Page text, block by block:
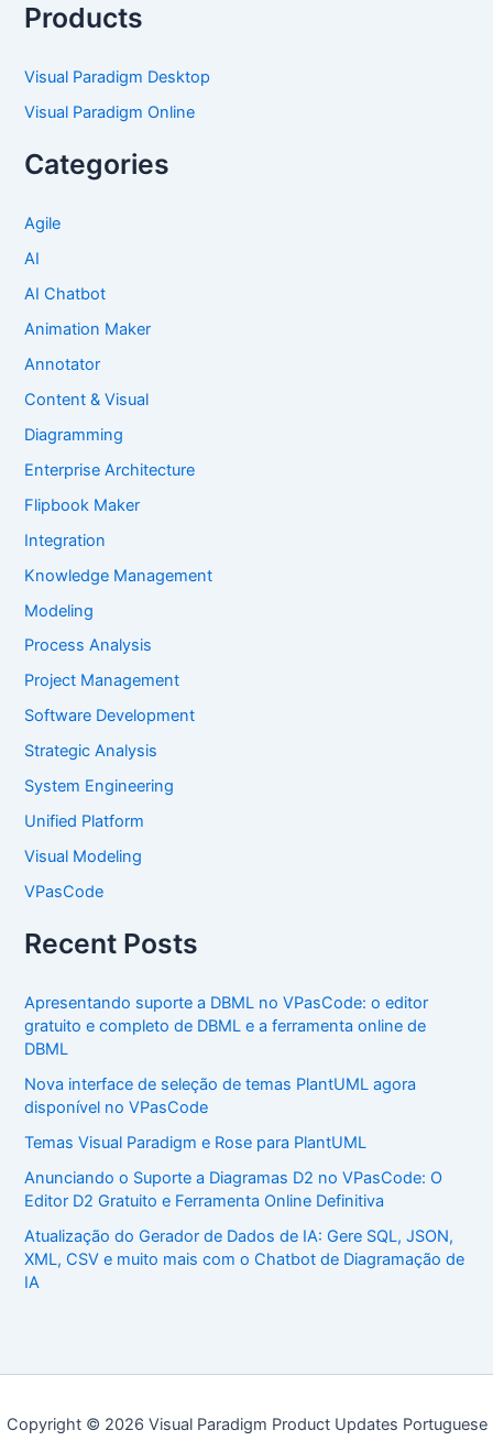
Products
Visual Paradigm Desktop
Visual Paradigm Online
Categories
Agile
AI
AI Chatbot
Animation Maker
Annotator
Content & Visual
Diagramming
Enterprise Architecture
Flipbook Maker
Integration
Knowledge Management
Modeling
Process Analysis
Project Management
Software Development
Strategic Analysis
System Engineering
Unified Platform
Visual Modeling
VPasCode
Recent Posts
Apresentando suporte a DBML no VPasCode: o editor
gratuito e completo de DBML e a ferramenta online de
DBML
Nova interface de seleção de temas PlantUML agora
disponível no VPasCode
Temas Visual Paradigm e Rose para PlantUML
Anunciando o Suporte a Diagramas D2 no VPasCode: O
Editor D2 Gratuito e Ferramenta Online Definitiva
Atualização do Gerador de Dados de IA: Gere SQL, JSON,
XML, CSV e muito mais com o Chatbot de Diagramação de
IA
Copyright © 2026 Visual Paradigm Product Updates Portuguese